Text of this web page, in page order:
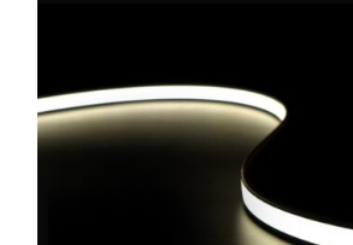
TIENE
MÚLTIPLES